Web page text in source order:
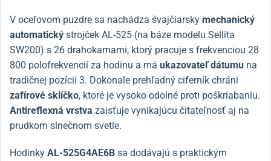
V oceľovom puzdre sa nachádza švajčiarsky mechanický
automatický strojček AL-525 (na báze modelu Sellita
SW200) s 26 drahokamami, ktorý pracuje s frekvenciou 28
800 polofrekvencií za hodinu a má ukazovateľ dátumu na
tradičnej pozícii 3. Dokonale prehľadný ciferník chráni
zafírové sklíčko, ktoré je vysoko odolné proti poškriabaniu.
Antireflexná vrstva zaisťuje vynikajúcu čitateľnosť aj na
prudkom slnečnom svetle.
Hodinky AL-525G4AE6B sa dodávajú s praktickým